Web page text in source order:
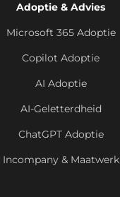
Adoptie & Advies
Microsoft 365 Adoptie
Copilot Adoptie
AI Adoptie
AI-Geletterdheid
ChatGPT Adoptie
Incompany & Maatwerk